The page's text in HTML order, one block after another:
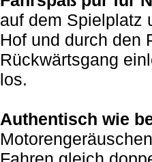
auf dem Spielplatz
Hof und durch den
Rückwärtsgang
los.
Authentisch wie